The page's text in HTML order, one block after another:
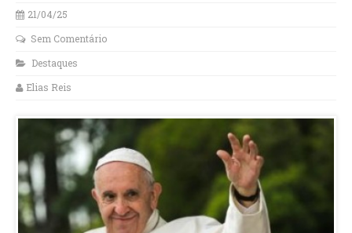
21/04/25
Sem Comentário
Destaques
Elias Reis